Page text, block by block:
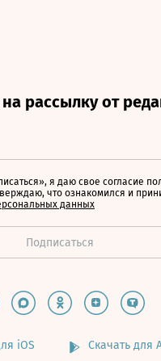
я даю свое согласие
что ознакомился и
данных
iOS Скачать для